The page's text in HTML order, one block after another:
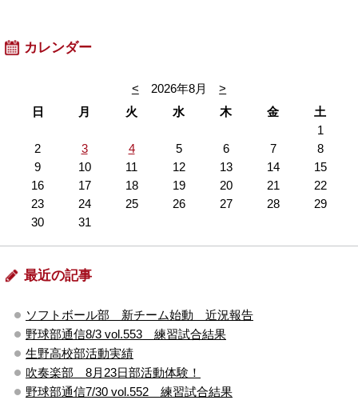
カレンダー
< 2026年8月
>
日
月 火 水 木 金
土
1
2
3 4 5 6 7
8
9
10 11 12 13 14
15
16
17 18 19 20 21
22
23
24 25 26 27 28
29
30
31
最近の記事
ソフトボール部 新チーム始動 近況報告
野球部通信8/3 vol.553 練習試合結果
生野高校部活動実績
吹奏楽部 8月23日部活動体験！
野球部通信7/30 vol.552 練習試合結果